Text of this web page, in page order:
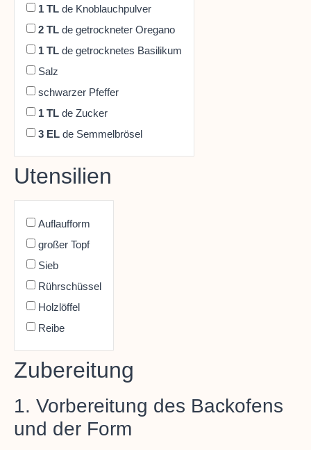
1 TL de Knoblauchpulver
2 TL de getrockneter Oregano
1 TL de getrocknetes Basilikum
Salz
schwarzer Pfeffer
1 TL de Zucker
3 EL de Semmelbrösel
Utensilien
Auflaufform
großer Topf
Sieb
Rührschüssel
Holzlöffel
Reibe
Zubereitung
1. Vorbereitung des Backofens
und der Form